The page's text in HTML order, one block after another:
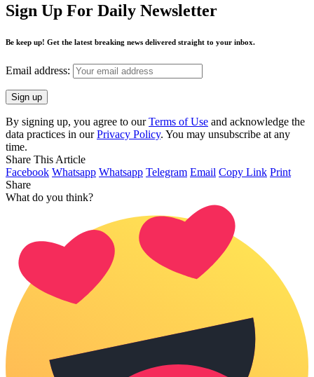
Sign Up For Daily Newsletter
Be keep up! Get the latest breaking news delivered straight to your inbox.
Email address:
By signing up, you agree to ourTerms of Use and acknowledge the
data practices in ourPrivacy Policy. You may unsubscribe at any
time.
Share This Article
Facebook Whatsapp Whatsapp Telegram Email Copy Link Print
Share
What do you think?